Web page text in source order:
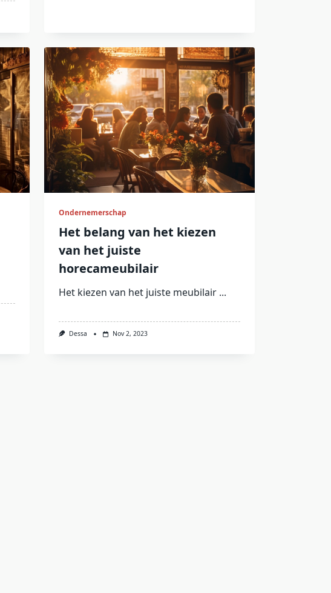
Ondernemerschap
Het belang van het kiezen
van het juiste
horecameubilair
Het kiezen van het juiste meubilair ...
Dessa Nov 2, 2023